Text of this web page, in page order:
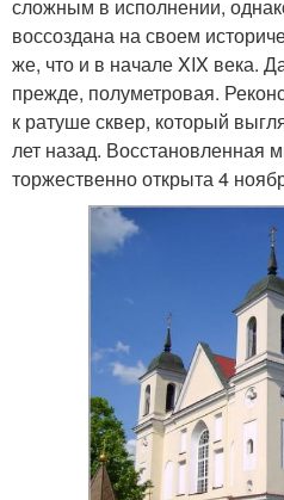
сложным в исполнении,
воссоздана на своем
же, что и в начале XIX века.
прежде, полуметровая.
к ратуше сквер, который
лет назад. Восстановленная
торжественно открыта 4